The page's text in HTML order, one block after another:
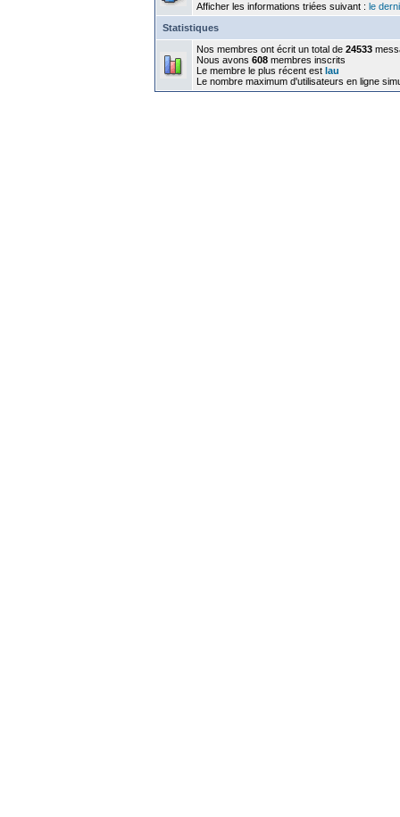
Afficher les informations triées suivant : le
Statistiques
Nos membres ont écrit un total de 24533
Nous avons 608 membres inscrits
Le membre le plus récent est lau
Le nombre maximum d'utilisateurs en ligne